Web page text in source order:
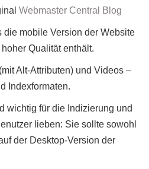
Webmaster Central Blog
die mobile Version der Website
Qualität enthält.
Alt-Attributen) und Videos –
Indexformaten.
wichtig für die Indizierung und
lieben: Sie sollte sowohl
der Desktop-Version der